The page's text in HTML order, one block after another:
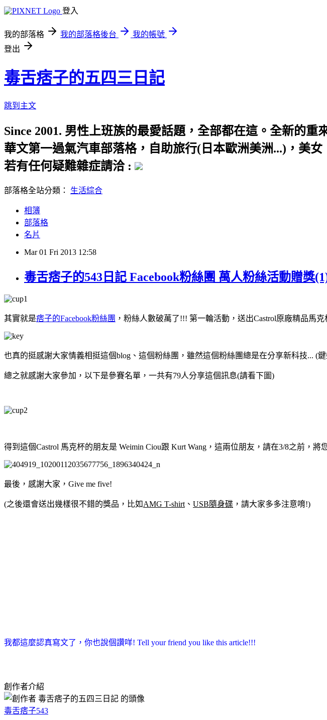
登入
我的部落格 我的部落格後台
我的帳號
登出
毒舌痞子的五四三日記
跳到主文
Since 2001. 男性上班族的最愛話題，全部都在這。全新的重
華文第一過氣汽車部落格，自助旅行(日本歐洲美洲...)，美
若有任何疑難雜症請洽 :
部落格全站分類： 生活綜合
相簿
部落格
名片
Mar 01 Fri 2013 12:58
毒舌痞子的543日記 Facebook粉絲團 萬人粉絲活動贈獎
其實就是痞子的Facebook粉絲團 ，粉絲人數破萬了!!! 第一輪活動，送出Castrol原廠精品馬克
也真的挺感謝大家情義相挺這個blog、這個粉絲團，雖然這個粉絲團總是在分享新科技... (
總之就感謝大家參加，以下是參賽名單，一共有79人分享這個訊息(請看下圖)
得到這個Castrol 馬克杯的朋友是 Weimin Ciou跟 Kurt Wang，這兩位朋友，請在3/8之前，
最後，感謝大家，Give me five!
(之後還會送出幾樣很不錯的獎品，比如AMG T-shirt 、 USB隨身碟 ，請大家多多注意唷!)
我都這麼認真寫文了，你也說個讚咩! Tell your friend you like this article!!!
創作者介紹
毒舌痞子543